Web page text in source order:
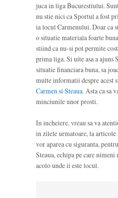
juca in liga Bucurestiului.
nu stie nici ca Sportul a fost
ia locul Carmenului. Doar ca
o situatie materiala foarte
stiind ca nu-si pot permite
prima liga. Si uite asa a ajuns
situatie financiara buna, sa
multe informatii despre acest
Carmen si Steaua. Asta ca sa
minciunile unor prosti.
In incheiere, vreau sa va
in zilele urmatoare, la articole
vor aparea cu siguranta,
Steaua, echipa pe care
acolo unde ii este locul.